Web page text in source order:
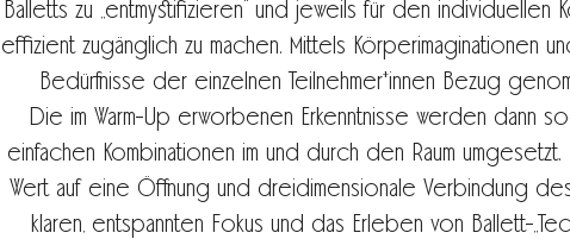
Balletts zu „entmystifizieren“ und jeweils für den individuellen
effizient zugänglich zu machen. Mittels Körperimaginationen
Bedürfnisse der einzelnen Teilnehmer*innen Bezug
Die im Warm-Up erworbenen Erkenntnisse werden dann
einfachen Kombinationen im und durch den Raum
Wert auf eine Öffnung und dreidimensionale Verbindung
klaren, entspannten Fokus und das Erleben von Ballett-